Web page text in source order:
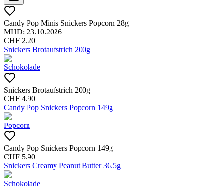
Candy Pop Minis Snickers Popcorn 28g
MHD: 23.10.2026
CHF 2.20
Snickers Brotaufstrich 200g
Schokolade
Snickers Brotaufstrich 200g
CHF 4.90
Candy Pop Snickers Popcorn 149g
Popcorn
Candy Pop Snickers Popcorn 149g
CHF 5.90
Snickers Creamy Peanut Butter 36.5g
Schokolade